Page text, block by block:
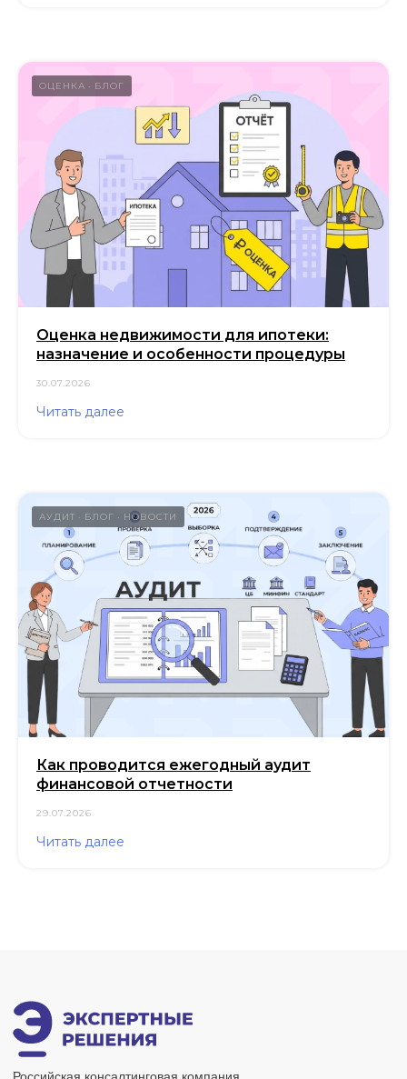
ОЦЕНКА БЛОГ
Оценка недвижимости для ипотеки:
назначение и особенности процедуры
30.07.2026
Читать далее
АУДИТ БЛОГ НОВОСТИ
Как проводится ежегодный аудит
финансовой отчетности
29.07.2026
Читать далее